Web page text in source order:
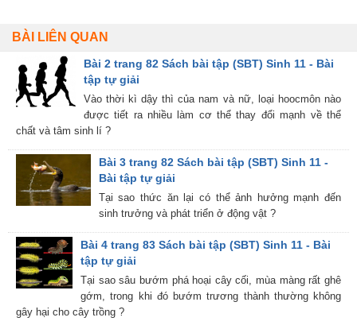
BÀI LIÊN QUAN
Bài 2 trang 82 Sách bài tập (SBT) Sinh 11 - Bài
tập tự giải
Vào thời kì dậy thì của nam và nữ, loại hoocmôn nào
được tiết ra nhiều làm cơ thể thay đổi mạnh về thể
chất và tâm sinh lí ?
Bài 3 trang 82 Sách bài tập (SBT) Sinh 11 -
Bài tập tự giải
Tại sao thức ăn lại có thể ảnh hưởng mạnh đến
sinh trưởng và phát triển ở động vật ?
Bài 4 trang 83 Sách bài tập (SBT) Sinh 11 - Bài
tập tự giải
Tại sao sâu bướm phá hoại cây cối, mùa màng rất ghê
gớm, trong khi đó bướm trương thành thường không
gây hại cho cây trồng ?